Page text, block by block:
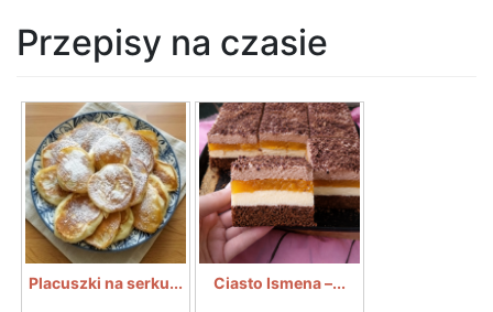
Przepisy na czasie
Placuszki na serku... Ciasto Ismena –...